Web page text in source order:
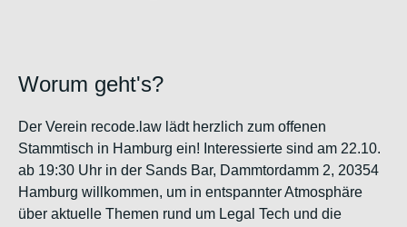
Worum geht's?
Der Verein recode.law lädt herzlich zum offenen
Stammtisch in Hamburg ein! Interessierte sind am 22.10.
ab 19:30 Uhr in der Sands Bar, Dammtordamm 2, 20354
Hamburg willkommen, um in entspannter Atmosphäre
über aktuelle Themen rund um Legal Tech und die